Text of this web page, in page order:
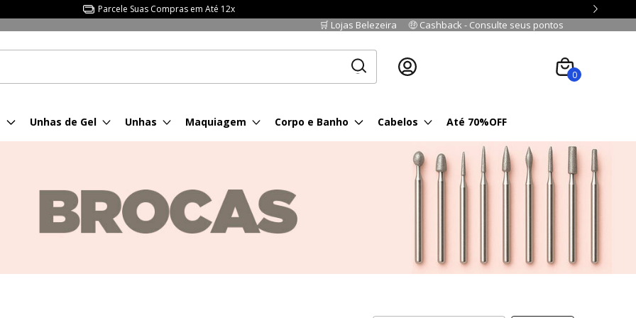
Parcele Suas Compras em Até 12x
🛒 Lojas Belezeira 🤑 Cashback - Consulte seus pontos
0
Unhas de Gel Unhas Maquiagem Corpo e Banho Cabelos Até 70%OFF